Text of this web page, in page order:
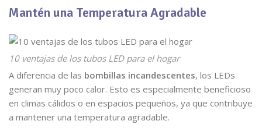
Mantén una Temperatura Agradable
10 ventajas de los tubos LED para el hogar
A diferencia de las bombillas incandescentes, los LEDs
generan muy poco calor. Esto es especialmente beneficioso
en climas cálidos o en espacios pequeños, ya que contribuye
a mantener una temperatura agradable.